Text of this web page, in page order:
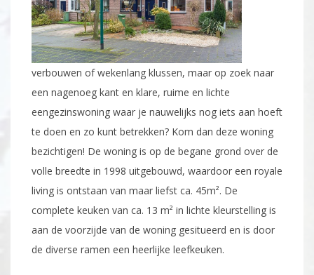
verbouwen of wekenlang klussen, maar op zoek naar
een nagenoeg kant en klare, ruime en lichte
eengezinswoning waar je nauwelijks nog iets aan hoeft
te doen en zo kunt betrekken? Kom dan deze woning
bezichtigen! De woning is op de begane grond over de
volle breedte in 1998 uitgebouwd, waardoor een royale
living is ontstaan van maar liefst ca. 45m². De
complete keuken van ca. 13 m² in lichte kleurstelling is
aan de voorzijde van de woning gesitueerd en is door
de diverse ramen een heerlijke leefkeuken.